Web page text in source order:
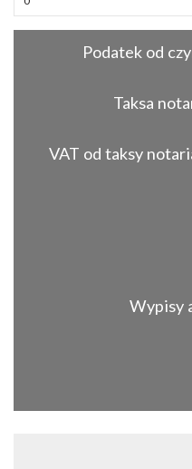
Podatek od
Taksa
VAT od taksy
Wypisy